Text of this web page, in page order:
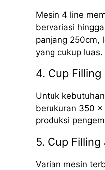
Mesin 4 line
bervariasi
panjang 250cm,
yang cukup luas.
4. Cup
Untuk
berukuran 350 x
produksi
5. Cup Filling
Varian mesin